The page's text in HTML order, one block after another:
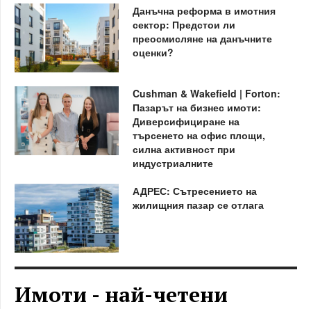
Данъчна реформа в имотния
сектор: Предстои ли
преосмисляне на данъчните
оценки?
Cushman & Wakefield | Forton:
Пазарът на бизнес имоти:
Диверсифициране на
търсенето на офис площи,
силна активност при
индустриалните
АДРЕС: Сътресението на
жилищния пазар се отлага
Имоти - най-четени